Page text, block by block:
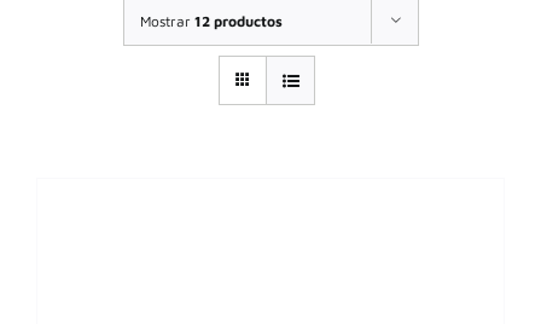
COMUNIDADMostrar 12 productos